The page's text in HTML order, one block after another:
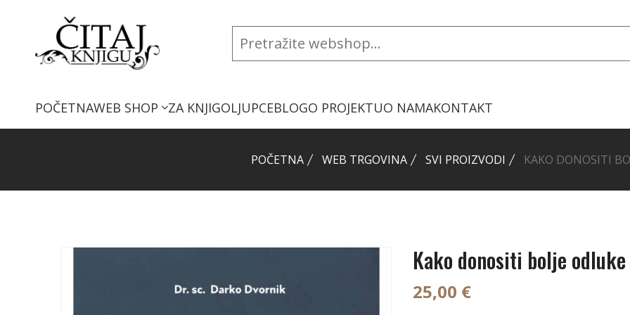
POČETNAWEB SHOP ZA KNJIGOLJUPCEBLOGO PROJEKTUO NAMAKONTAKT
POČETNA WEB TRGOVINA SVI PROIZVODI KAKO DONOSITI
Kako donositi bolje odluke
25,00 €